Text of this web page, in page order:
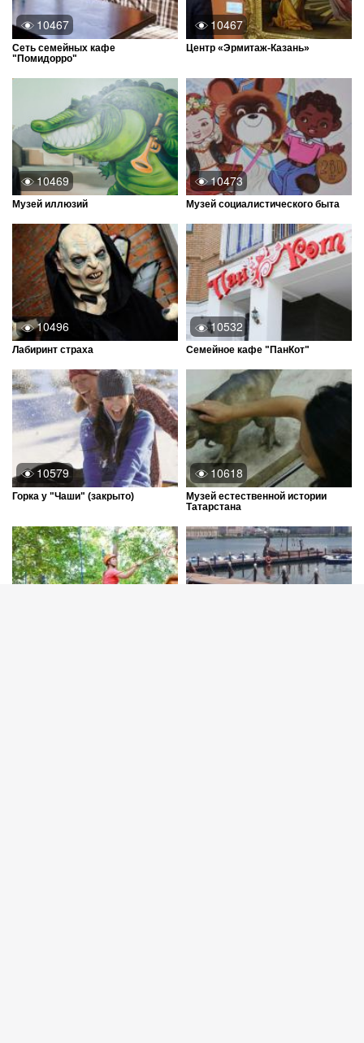
10467
Сеть семейных кафе
"Помидорро"
10467
Центр «Эрмитаж-Казань»
10469
Музей иллюзий
10473
Музей социалистического быта
10496
Лабиринт страха
10532
Семейное кафе "ПанКот"
10579
Горка у "Чаши" (закрыто)
10618
Музей естественной истории
Татарстана